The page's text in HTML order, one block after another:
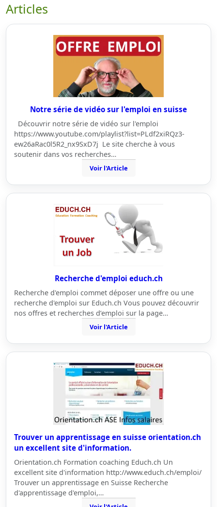
Articles
Notre série de vidéo sur l'emploi en suisse
Découvrir notre série de vidéo sur l'emploi
https://www.youtube.com/playlist?list=PLdf2xiRQz3-
ew26aRac0l5R2_nx9SxD7j Le site cherche à vous
soutenir dans vos recherches…
Voir l'Article
Recherche d'emploi educh.ch
Recherche d'emploi commet déposer une offre ou une
recherche d'emploi sur Educh.ch Vous pouvez découvrir
nos offres et recherches d’emploi sur la page…
Voir l'Article
Trouver un apprentissage en suisse orientation.ch
un excellent site d'information.
Orientation.ch Formation coaching Educh.ch Un
excellent site d'information http://www.educh.ch/emploi/
Trouver un apprentissage en Suisse Recherche
d'apprentissage d'emploi,…